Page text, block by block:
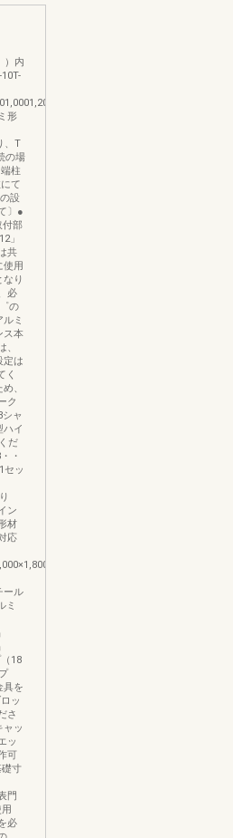
内
形
、T
の場
柱
て
設
〕●
付部
」
共
使用
り
必
の
ミ
ス本
定は
く
、
ク
ャ
イ
だ
・
セッ
ン
材
応
ール
ミ
18
具を
ッ
さ
ャッ
ッ
可
寸
門
必